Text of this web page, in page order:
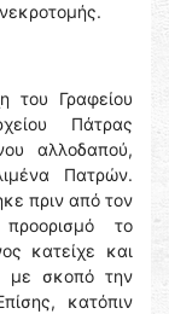
του Γραφείου
Πάτρας
αλλοδαπού,
Πατρών.
πριν από τον
το
κατείχε και
με σκοπό την
κατόπιν